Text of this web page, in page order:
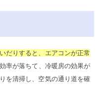
だりすると、エアコンが正常
率が落ちて、冷暖房の効果が
を清掃し、空気の通り道を確